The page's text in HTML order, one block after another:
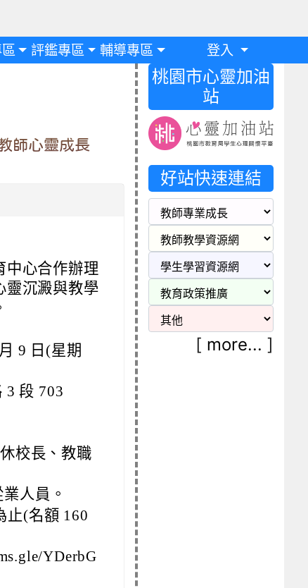
評鑑專區 輔導專區 登入
師心靈成長
中心合作辦理
靈沉澱與教學
9 日(星期
3 段 703
校長、教職
人員。
止(名額 160
YDerbG
桃園市心靈加油
站
好站快速連結
[ more... ]